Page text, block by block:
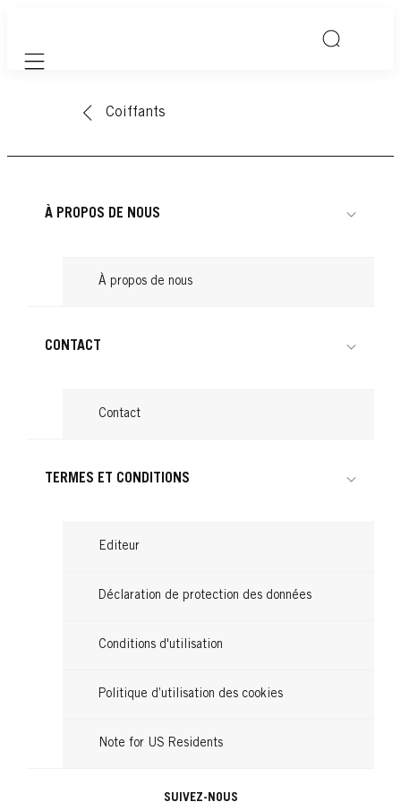
Mobile navigation
Coiffants
À PROPOS DE NOUS
À propos de nous
CONTACT
Contact
TERMES ET CONDITIONS
Editeur
Déclaration de protection des données
Conditions d'utilisation
Politique d’utilisation des cookies
Note for US Residents
SUIVEZ-NOUS